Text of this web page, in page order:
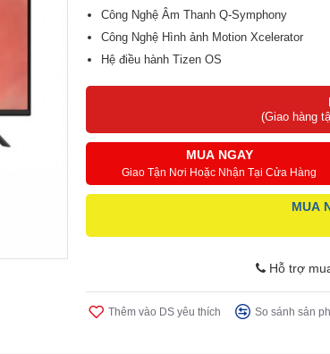
Công Nghệ Âm Thanh Q-Symphony
Công Nghệ Hình ảnh Motion Xcelerator
Hệ điều hành Tizen OS
(Giao hàng
MUA NGAY
Giao Tận Nơi Hoặc Nhận Tại Cửa Hàng
MUA
Hỗ trợ
Thêm vào DS yêu thích So sánh sản